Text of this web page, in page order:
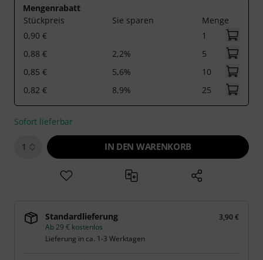
Mengenrabatt
Stückpreis
Sie sparen
Menge
0,90 €
1
0,88 €
2,2%
5
0,85 €
5,6%
10
0,82 €
8,9% 25
Sofort lieferbar
1 IN DEN WARENKORB
Standardlieferung
3,90 €
Ab 29 € kostenlos
Lieferung in ca. 1-3 Werktagen